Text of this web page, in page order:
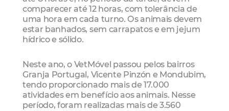
comparecer até 12 horas, com tolerância de
uma hora em cada turno. Os animais devem
estar banhados, sem carrapatos e em jejum
hídrico e sólido.
Neste ano, o VetMóvel passou pelos bairros
Granja Portugal, Vicente Pinzón e Mondubim,
tendo proporcionado mais de 17.000
atividades em benefício aos animais. Nesse
período, foram realizadas mais de 3.560